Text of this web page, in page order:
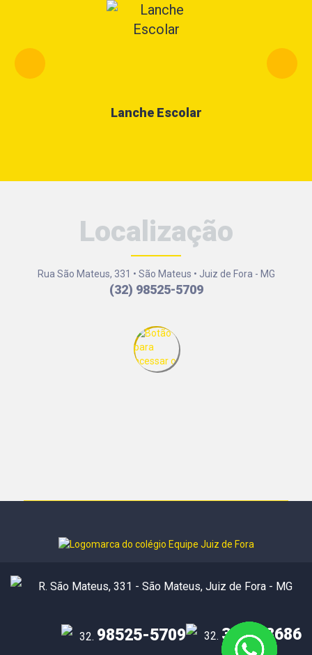
Lanche Escolar
Localização
Rua São Mateus, 331 • São Mateus • Juiz de Fora - MG
(32) 98525-5709
R. São Mateus, 331 - São Mateus, Juiz de Fora - MG
32. 3232-8686
32. 98525-5709